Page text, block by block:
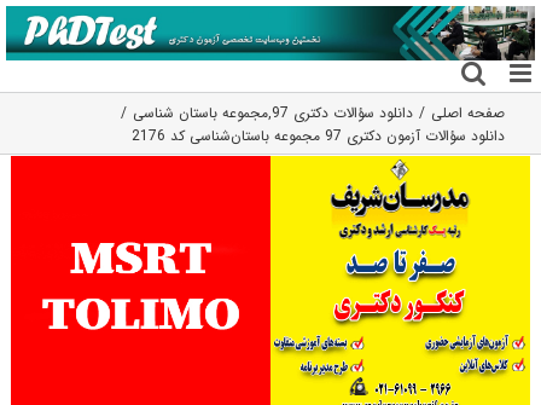
رفتن
به
محتوا
صفحه اصلی دانلود سؤالات دکتری 97 ,مجموعه باستان شناسی
دانلود سؤالات آزمون دکتری 97 مجموعه باستان‌شناسی کد 2176